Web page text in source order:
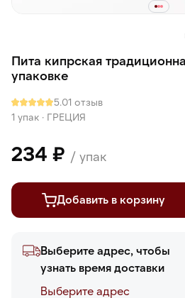
Пита кипрская
упаковке
5.01 отзыв
1 упак · ГРЕЦИЯ
234 ₽ / упак
Добавить в корзину
Выберите адрес, чтобы
узнать время доставки
Выберите адреc